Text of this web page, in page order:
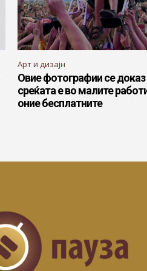
Арт и дизајн
Овие фотографии се
среќата е во малите
оние бесплатните